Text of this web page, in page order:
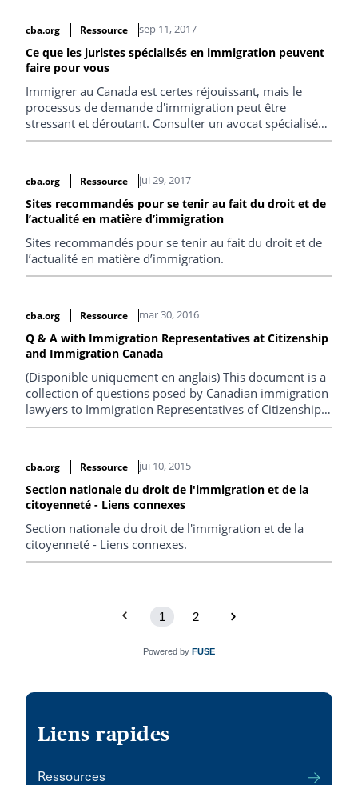
cba.org Ressource sep 11, 2017
Ce que les juristes spécialisés en immigration peuvent
faire pour vous
Immigrer au Canada est certes réjouissant, mais le
processus de demande d'immigration peut être
stressant et déroutant. Consulter un avocat spécialisé
en droit de l’immigration peut vous aider non
éviter les retards inutiles, les délais de traitement trop
longs, les refus, voire même l’expulsion du Canada.
cba.org Ressource jui 29, 2017
Sites recommandés pour se tenir au fait du droit et de
l’actualité en matière d’immigration
Sites recommandés pour se tenir au fait du droit et de
l’actualité en matière d’immigration.
cba.org Ressource mar 30, 2016
Q & A with Immigration Representatives at Citizenship
and Immigration Canada
(Disponible uniquement en anglais) This document is a
collection of questions posed by Canadian immigration
lawyers to Immigration Representatives of Citizenship
and Immigration Canada and the responses received
collection was gathered by canvassing immigration
lawyers through the CBA Immigration Section Listserv
in February 2016, and is presented here verbatim.
cba.org Ressource jui 10, 2015
Section nationale du droit de l'immigration et de la
citoyenneté - Liens connexes
Section nationale du droit de l'immigration et de la
citoyenneté - Liens connexes.
1 2
Powered by FUSE
Liens rapides
Ressources